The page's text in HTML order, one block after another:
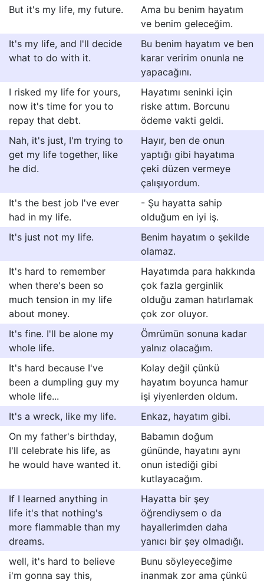
But it's my life, my future.
Ama bu benim hayatım
ve benim geleceğim.
It's my life, and I'll decide
what to do with it.
Bu benim hayatım ve ben
karar veririm onunla ne
yapacağını.
I risked my life for yours,
now it's time for you to
repay that debt.
Hayatımı seninki için
riske attım. Borcunu
ödeme vakti geldi.
Nah, it's just, I'm trying to
get my life together, like
he did.
Hayır, ben de onun
yaptığı gibi hayatıma
çeki düzen vermeye
çalışıyordum.
It's the best job I've ever
had in my life.
- Şu hayatta sahip
olduğum en iyi iş.
It's just not my life.
Benim hayatım o şekilde
olamaz.
It's hard to remember
when there's been so
much tension in my life
about money.
Hayatımda para hakkında
çok fazla gerginlik
olduğu zaman hatırlamak
çok zor oluyor.
It's fine. I'll be alone my
whole life.
Ömrümün sonuna kadar
yalnız olacağım.
It's hard because I've
been a dumpling guy my
whole life...
Kolay değil çünkü
hayatım boyunca hamur
işi yiyenlerden oldum.
It's a wreck, like my life.
Enkaz, hayatım gibi.
On my father's birthday,
I'll celebrate his life, as
he would have wanted it.
Babamın doğum
gününde, hayatını aynı
onun istediği gibi
kutlayacağım.
If I learned anything in
life it's that nothing's
more flammable than my
dreams.
Hayatta bir şey
öğrendiysem o da
hayallerimden daha
yanıcı bir şey olmadığı.
well, it's hard to believe
i'm gonna say this,
Bunu söyleyeceğime
inanmak zor ama çünkü